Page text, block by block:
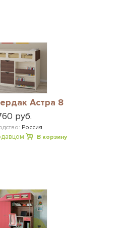
Астра 8
руб.
Россия
В корзину